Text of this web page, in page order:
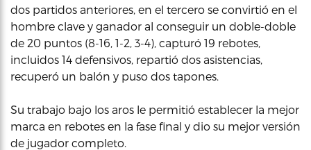
dos partidos anteriores, en el tercero se convirtió en el
hombre clave y ganador al conseguir un doble-doble
de 20 puntos (8-16, 1-2, 3-4), capturó 19 rebotes,
incluidos 14 defensivos, repartió dos asistencias,
recuperó un balón y puso dos tapones.
Su trabajo bajo los aros le permitió establecer la mejor
marca en rebotes en la fase final y dio su mejor versión
de jugador completo.